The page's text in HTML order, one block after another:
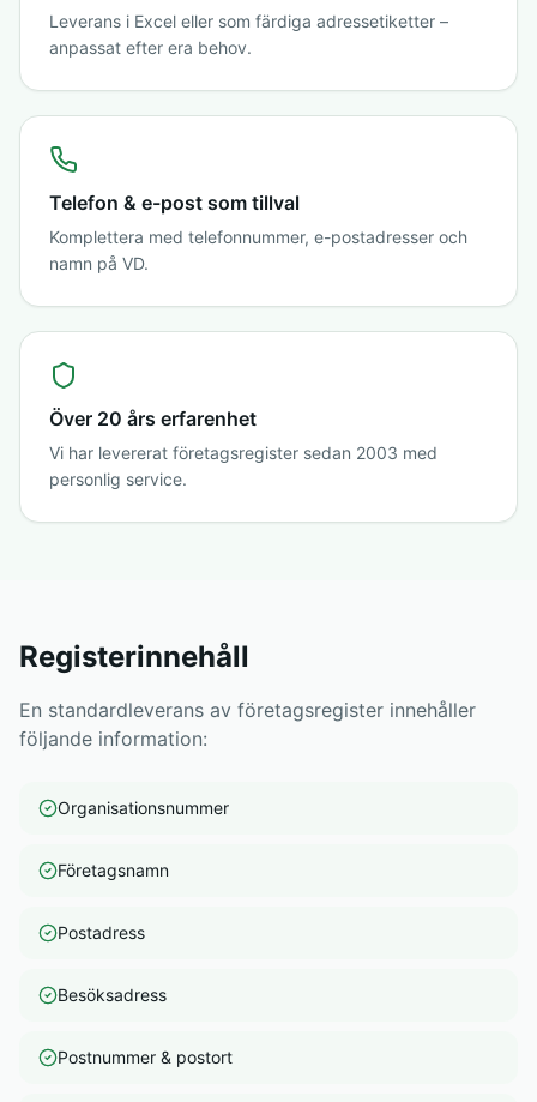
Leverans i Excel eller som färdiga adressetiketter –
anpassat efter era behov.
Telefon & e-post som tillval
Komplettera med telefonnummer, e-postadresser och
namn på VD.
Över 20 års erfarenhet
Vi har levererat företagsregister sedan 2003 med
personlig service.
Registerinnehåll
En standardleverans av företagsregister innehåller
följande information:
Organisationsnummer
Företagsnamn
Postadress
Besöksadress
Postnummer & postort